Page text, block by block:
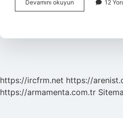
Devamını okuyun
Sancısı
Doktora
12
https://ircfrm.net https://
https://armamenta.com.tr